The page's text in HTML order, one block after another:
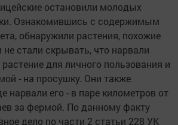
остановили молодых
Ознакомившись с содержимым
обнаружили растения, похожие
стали скрывать, что нарвали
для личного пользования и
- на просушку. Они также
нарвали его - в паре километров от
за фермой. По данному факту
дело по части 2 статьи 228 УК